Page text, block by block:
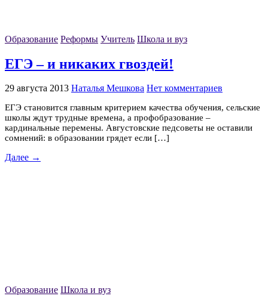
Образование Реформы Учитель Школа и вуз
ЕГЭ – и никаких гвоздей!
29 августа 2013 Наталья Мешкова Нет комментариев
ЕГЭ становится главным критерием качества обучения, сельские
школы ждут трудные времена, а профобразование –
кардинальные перемены. Августовские педсоветы не оставили
сомнений: в образовании грядет если […]
Далее →
Образование Школа и вуз